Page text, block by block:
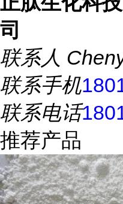
司
联系人
联系手机
联系电话
推荐产品